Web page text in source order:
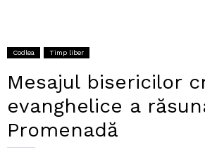
Codlea Timp liber
Mesajul bisericilor
evanghelice a
Promenadă